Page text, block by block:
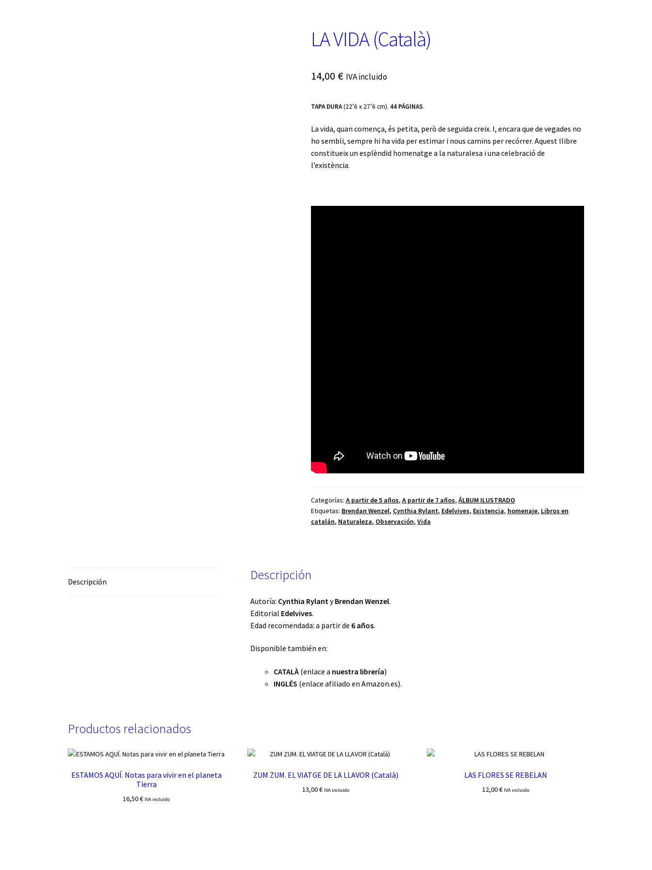
LA VIDA (Català)
14,00 € IVA incluido
TAPA DURA(22’6 x 27’6 cm). 44 PÁGINAS.
La vida, quan comença, és petita, però de seguida creix. I, encara que de vegades no
ho sembli, sempre hi ha vida per estimar i nous camins per recórrer. Aquest llibre
constitueix un esplèndid homenatge a la naturalesa i una celebració de
l’existència.
Categorías: A partir de 5 años, A partir de 7 años, ÁLBUM ILUSTRADO
Etiquetas: Brendan Wenzel, Cynthia Rylant, Edelvives, Existencia, homenaje, Libros en
catalán, Naturaleza, Observación, Vida
Descripción Descripción
Autoría: Cynthia Rylant yBrendan Wenzel.
Editorial Edelvives.
Edad recomendada: a partir de 6 años.
Disponible también en:
CATALÀ(enlace a nuestra librería)
INGLÉS (enlace afiliado en Amazon.es).
Productos relacionados
ESTAMOS AQUÍ. Notas para vivir en el planeta
Tierra
16,50€ IVA incluido
ZUM ZUM. EL VIATGE DE LA LLAVOR (Català)
13,00€ IVA incluido
LAS FLORES SE REBELAN
12,00€ IVA incluido